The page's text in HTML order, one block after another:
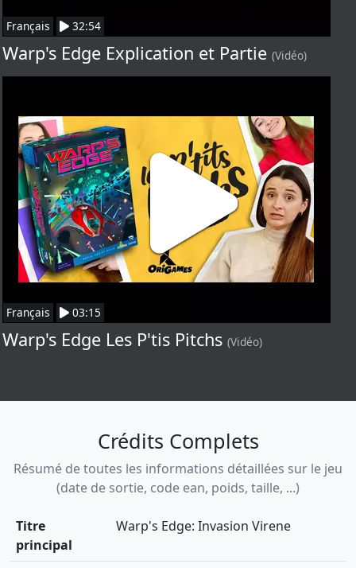
Français 32:54
Warp's Edge Explication et Partie (Vidéo)
Français 03:15
Warp's Edge Les P'tis Pitchs (Vidéo)
Crédits Complets
Résumé de toutes les informations détaillées sur le jeu
(date de sortie, code ean, poids, taille, ...)
Titre
principal
Warp's Edge: Invasion Virene